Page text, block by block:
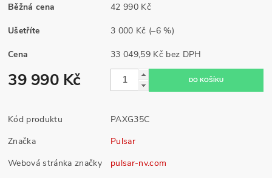
Běžná cena 42 990 Kč
Ušetříte 3 000 Kč (–6 %)
Cena 33 049,59 Kč bez DPH
39 990 Kč
Kód produktu
PAXG35C
Značka
Pulsar
Webová stránka značky
pulsar-nv.com